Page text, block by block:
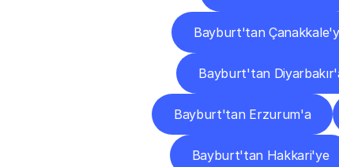
Bayburt'tan
Bayburt'tan
Bayburt'tan Erzurum'a
Bayburt'tan Hakkari'ye